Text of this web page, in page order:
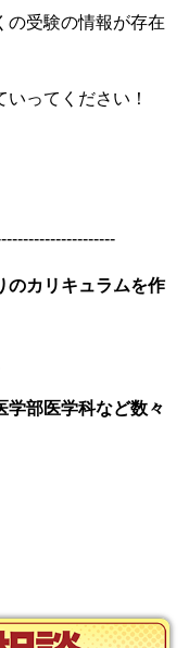
の受験の情報が存在
ってください！
のカリキュラムを作
学部医学科など数々